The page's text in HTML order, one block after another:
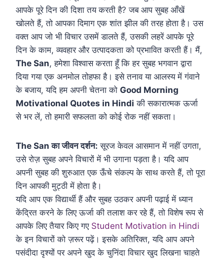
आपके पूरे दिन की दिशा तय करती है? जब आप सुबह आँखें
खोलते हैं, तो आपका दिमाग एक शांत झील की तरह होता है। उस
वक्त आप जो भी विचार उसमें डालते हैं, उसकी लहरें आपके पूरे
दिन के काम, व्यवहार और उत्पादकता को प्रभावित करती हैं। मैं,
The San, हमेशा विश्वास करता हूँ कि हर सुबह भगवान द्वारा
दिया गया एक अनमोल तोहफा है। इसे तनाव या आलस्य में गंवाने
के बजाय, यदि हम अपनी चेतना को Good Morning
Motivational Quotes in Hindi की सकारात्मक ऊर्जा
से भर लें, तो हमारी सफलता को कोई रोक नहीं सकता।
The San का जीवन दर्शन: सूरज केवल आसमान में नहीं उगता,
उसे रोज़ सुबह अपने विचारों में भी उगाना पड़ता है। यदि आप
अपनी सुबह की शुरुआत एक ऊँचे संकल्प के साथ करते हैं, तो पूरा
दिन आपकी मुट्ठी में होता है।
यदि आप एक विद्यार्थी हैं और सुबह उठकर अपनी पढ़ाई में ध्यान
केंद्रित करने के लिए ऊर्जा की तलाश कर रहे हैं, तो विशेष रूप से
आपके लिए तैयार किए गए Student Motivation in Hindi
के इन विचारों को ज़रूर पढ़ें। इसके अतिरिक्त, यदि आप अपने
पसंदीदा दृश्यों पर अपने खुद के चुनिंदा विचार खुद लिखना चाहते